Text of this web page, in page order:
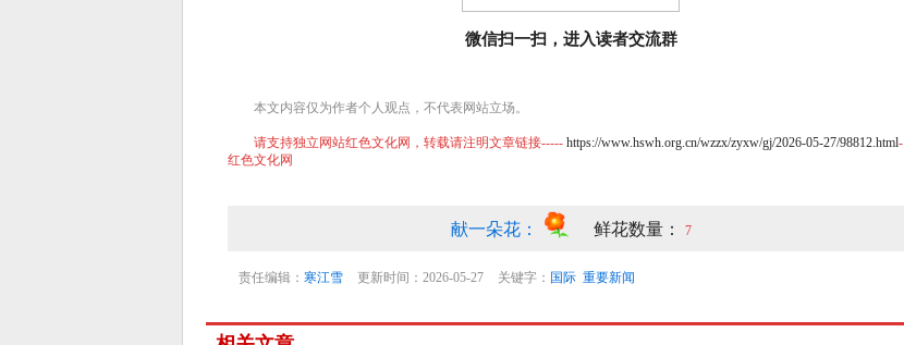
微信扫一扫，进入读者交流群
本文内容仅为作者个人观点，不代表网站立场。
请支持独立网站红色文化网，转载请注明文章链接-----https://www.hswh.org.cn/wzzx/zyxw/gj/2026-05-27/98812.html-
红色文化网
献一朵花： 鲜花数量： 7
责任编辑：寒江雪 更新时间：2026-05-27 关键字： 国际 重要新闻